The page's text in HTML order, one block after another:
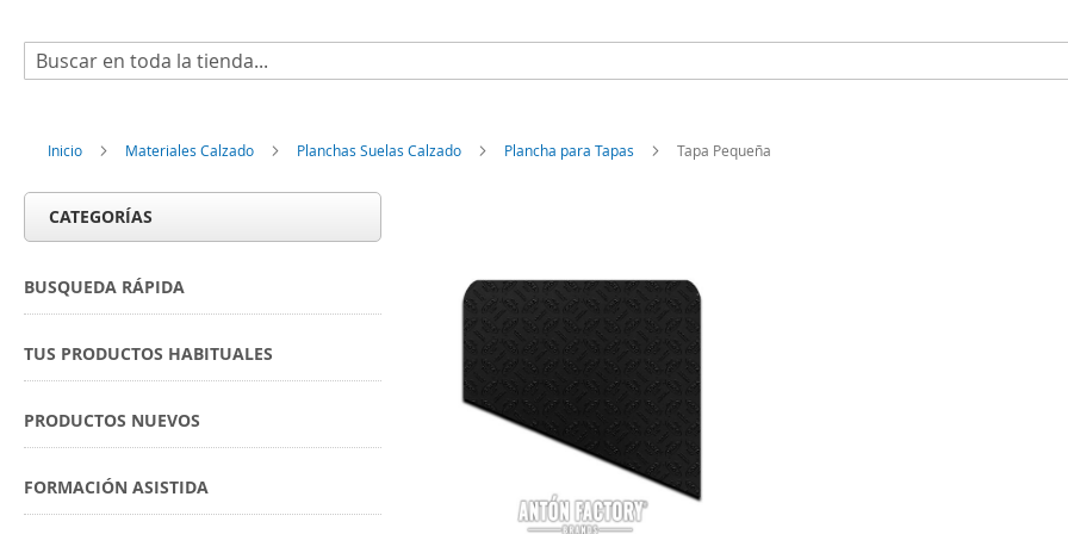
Buscar
Inicio Materiales Calzado Planchas Suelas Calzado Plancha para Tapas Tapa Pequeña
CATEGORÍAS
BUSQUEDA RÁPIDA
TUS PRODUCTOS HABITUALES
PRODUCTOS NUEVOS
FORMACIÓN ASISTIDA